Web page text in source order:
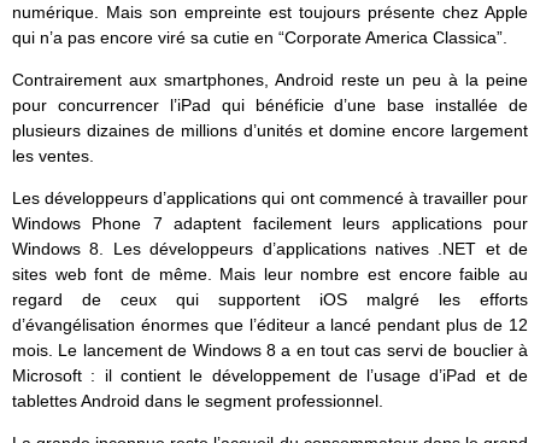
numérique. Mais son empreinte est toujours présente chez Apple
qui n’a pas encore viré sa cutie en “Corporate America Classica”.
Contrairement aux smartphones, Android reste un peu à la peine
pour concurrencer l’iPad qui bénéficie d’une base installée de
plusieurs dizaines de millions d’unités et domine encore largement
les ventes.
Les développeurs d’applications qui ont commencé à travailler pour
Windows Phone 7 adaptent facilement leurs applications pour
Windows 8. Les développeurs d’applications natives .NET et de
sites web font de même. Mais leur nombre est encore faible au
regard de ceux qui supportent iOS malgré les efforts
d’évangélisation énormes que l’éditeur a lancé pendant plus de 12
mois. Le lancement de Windows 8 a en tout cas servi de bouclier à
Microsoft : il contient le développement de l’usage d’iPad et de
tablettes Android dans le segment professionnel.